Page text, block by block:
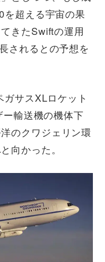
超える宇宙の果
きたSwiftの運用
されるとの予想を
サスXLロケット
輸送機の機体下
のクワジェリン環
向かった。